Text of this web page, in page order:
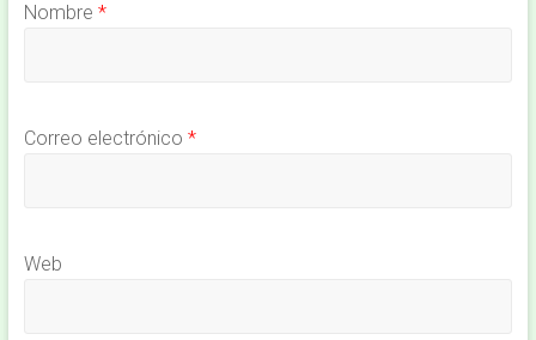
Nombre *
Correo electrónico *
Web